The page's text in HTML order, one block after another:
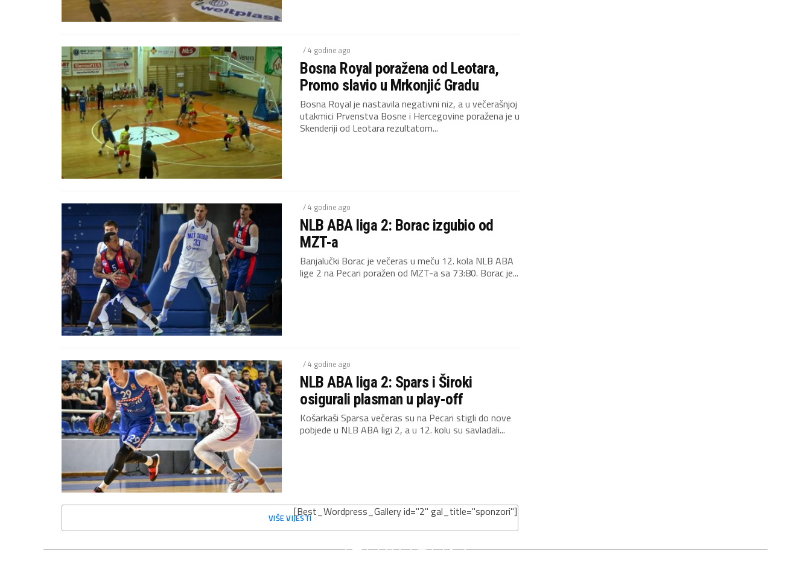
/ 4 godine ago
Bosna Royal poražena od Leotara,
Promo slavio u Mrkonjić Gradu
Bosna Royal je nastavila negativni niz, a u večerašnjoj
utakmici Prvenstva Bosne i Hercegovine poražena je u
Skenderiji od Leotara rezultatom...
/ 4 godine ago
NLB ABA liga 2: Borac izgubio od
MZT-a
Banjalučki Borac je večeras u meču 12. kola NLB ABA
lige 2 na Pecari poražen od MZT-a sa 73:80. Borac je...
/ 4 godine ago
NLB ABA liga 2: Spars i Široki
osigurali plasman u play-off
Košarkaši Sparsa večeras su na Pecari stigli do nove
pobjede u NLB ABA ligi 2, a u 12. kolu su savladali...
VIŠE VIJESTI[Best_Wordpress_Gallery id="2" gal_title="sponzori"]